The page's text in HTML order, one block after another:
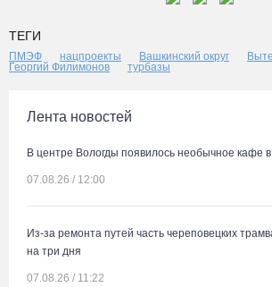
ТЕГИ
ПМЭФ нацпроекты Вашкинский округ
Георгий Филимонов
турбазы
Лента новостей
В центре Вологды появилось необычное кафе в
07.08.26 / 12:00
Из-за ремонта путей часть череповецких
на три дня
07.08.26 / 11:22